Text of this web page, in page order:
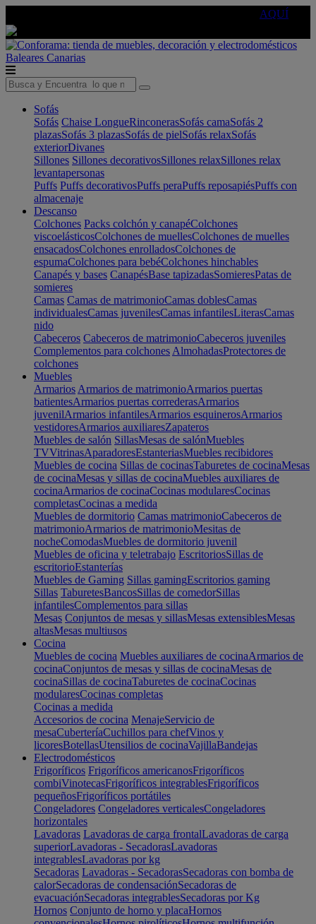
AQUÍ
Baleares Canarias
Sofás
Sofás Chaise LongueRinconerasSofás camaSofás 2
plazasSofás 3 plazasSofás de pielSofás relaxSofás
exteriorDivanes
Sillones Sillones decorativosSillones relaxSillones relax
levantapersonas
Puffs Puffs decorativosPuffs peraPuffs reposapiésPuffs con
almacenaje
Descanso
Colchones Packs colchón y canapéColchones
viscoelásticosColchones de muellesColchones de muelles
ensacadosColchones enrolladosColchones de
espumaColchones para bebéColchones hinchables
Canapés y bases CanapésBase tapizadasSomieresPatas de
somieres
Camas Camas de matrimonioCamas doblesCamas
individualesCamas juvenilesCamas infantilesLiterasCamas
nido
Cabeceros Cabeceros de matrimonioCabeceros juveniles
Complementos para colchones AlmohadasProtectores de
colchones
Muebles
Armarios Armarios de matrimonioArmarios puertas
batientesArmarios puertas correderasArmarios
juvenilArmarios infantilesArmarios esquinerosArmarios
vestidoresArmarios auxiliaresZapateros
Muebles de salón SillasMesas de salónMuebles
TVVitrinasAparadoresEstanteriasMuebles recibidores
Muebles de cocina Sillas de cocinasTaburetes de cocinaMesas
de cocinaMesas y sillas de cocinaMuebles auxiliares de
cocinaArmarios de cocinaCocinas modularesCocinas
completasCocinas a medida
Muebles de dormitorio Camas matrimonioCabeceros de
matrimonioArmarios de matrimonioMesitas de
nocheComodasMuebles de dormitorio juvenil
Muebles de oficina y teletrabajo EscritoriosSillas de
escritorioEstanterías
Muebles de Gaming Sillas gamingEscritorios gaming
Sillas TaburetesBancosSillas de comedorSillas
infantilesComplementos para sillas
Mesas Conjuntos de mesas y sillasMesas extensiblesMesas
altasMesas multiusos
Cocina
Muebles de cocina Muebles auxiliares de cocinaArmarios de
cocinaConjuntos de mesas y sillas de cocinaMesas de
cocinaSillas de cocinaTaburetes de cocinaCocinas
modularesCocinas completas
Cocinas a medida
Accesorios de cocina MenajeServicio de
mesaCuberteríaCuchillos para chefVinos y
licoresBotellasUtensilios de cocinaVajillaBandejas
Electrodomésticos
Frigoríficos Frigoríficos americanosFrigoríficos
combiVinotecasFrigoríficos integrablesFrigoríficos
pequeñosFrigoríficos portátiles
Congeladores Congeladores verticalesCongeladores
horizontales
Lavadoras Lavadoras de carga frontalLavadoras de carga
superiorLavadoras - SecadorasLavadoras
integrablesLavadoras por kg
Secadoras Lavadoras - SecadorasSecadoras con bomba de
calorSecadoras de condensaciónSecadoras de
evacuaciónSecadoras integrablesSecadoras por Kg
Hornos Conjunto de horno y placaHornos